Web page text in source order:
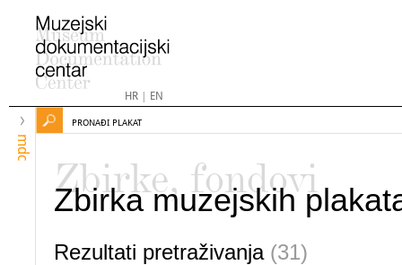
HR| EN
mdc
PRONAĐI PLAKAT
Zbirke, fondovi
Zbirka muzejskih
Rezultati pretraživanja (31)